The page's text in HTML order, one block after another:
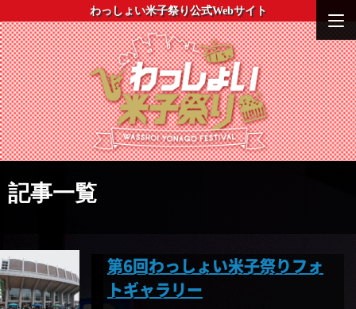
わっしょい米子祭り公式Webサイト
記事一覧
第6回わっしょい米子祭りフォ
トギャラリー